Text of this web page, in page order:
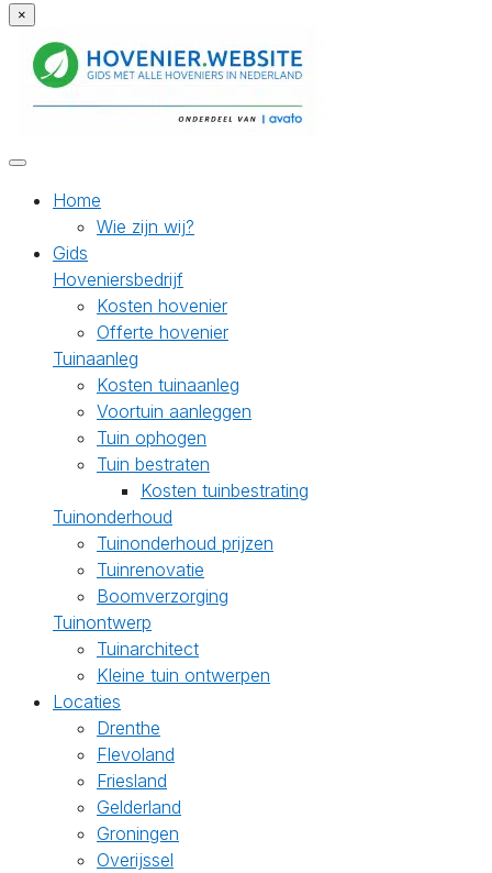
×
Home
Wie zijn wij?
Gids
Hoveniersbedrijf
Kosten hovenier
Offerte hovenier
Tuinaanleg
Kosten tuinaanleg
Voortuin aanleggen
Tuin ophogen
Tuin bestraten
Kosten tuinbestrating
Tuinonderhoud
Tuinonderhoud prijzen
Tuinrenovatie
Boomverzorging
Tuinontwerp
Tuinarchitect
Kleine tuin ontwerpen
Locaties
Drenthe
Flevoland
Friesland
Gelderland
Groningen
Overijssel